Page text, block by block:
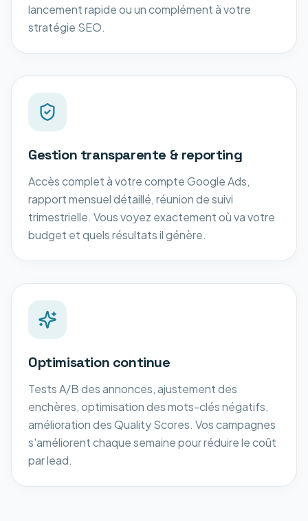
lancement rapide ou un complément à votre
stratégie SEO.
Gestion transparente & reporting
Accès complet à votre compte Google Ads,
rapport mensuel détaillé, réunion de suivi
trimestrielle. Vous voyez exactement où va votre
budget et quels résultats il génère.
Optimisation continue
Tests A/B des annonces, ajustement des
enchères, optimisation des mots-clés négatifs,
amélioration des Quality Scores. Vos campagnes
s'améliorent chaque semaine pour réduire le coût
par lead.